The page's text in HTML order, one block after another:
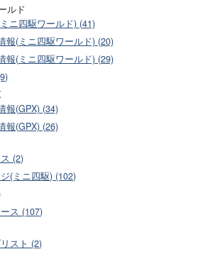
ルド
ニ四駆ワールド) (41)
報(ミニ四駆ワールド) (20)
報(ミニ四駆ワールド) (29)
報(GPX) (34)
報(GPX) (26)
(2)
(ミニ四駆) (102)
ス (107)
スト (2)